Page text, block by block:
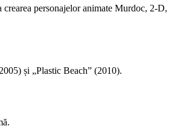
personajelor animate Murdoc, 2-D,
și „Plastic Beach” (2010).